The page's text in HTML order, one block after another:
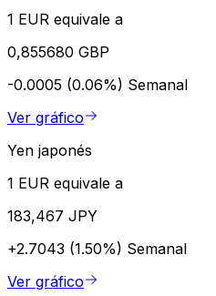
1 EUR equivale a
0,855680 GBP
-0.0005 (0.06%) Semanal
Ver gráfico
Yen japonés
1 EUR equivale a
183,467 JPY
+2.7043 (1.50%) Semanal
Ver gráfico